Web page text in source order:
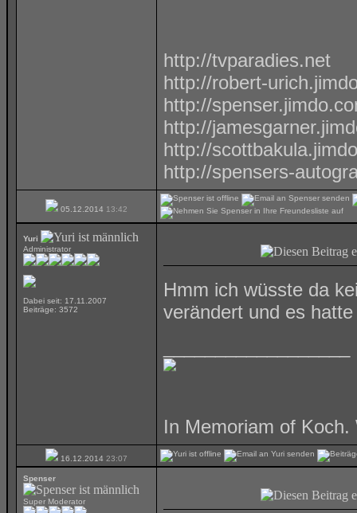
http://tvparadies.net
http://robert-
http://
http://
http://
http://spensers-
05.12.2014 13:42
Yuri
Administrator
Dabei seit: 17.11.2007
Beiträge: 3572
Hmm ich wüsste da
verändert und es
In Memoriam of
16.12.2014 23:07
Spenser
Super Moderator